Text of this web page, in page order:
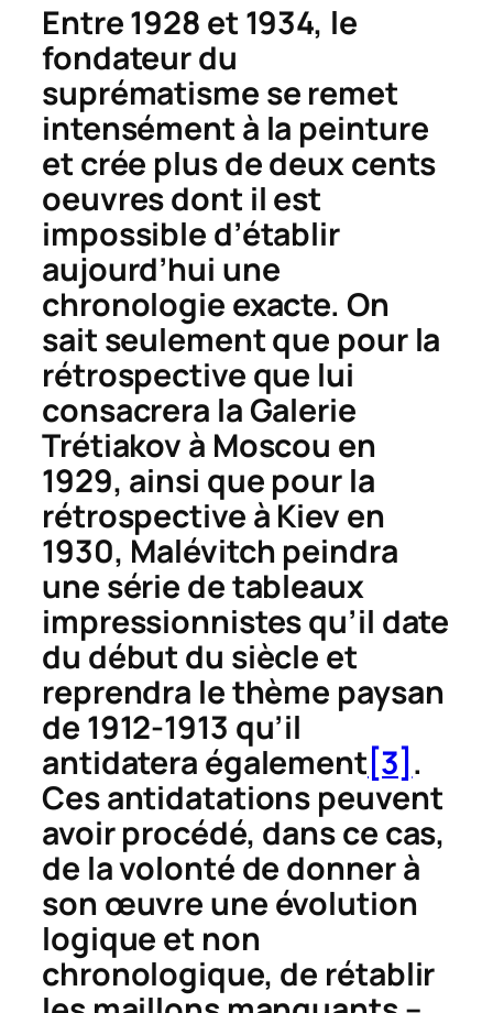
Entre 1928 et 1934, le
fondateur du
suprématisme se remet
intensément à la peinture
et crée plus de deux cents
oeuvres dont il est
impossible d’établir
aujourd’hui une
chronologie exacte. On
sait seulement que pour la
rétrospective que lui
consacrera la Galerie
Trétiakov à Moscou en
1929, ainsi que pour la
rétrospective à Kiev en
1930, Malévitch peindra
une série de tableaux
impressionnistes qu’il date
du début du siècle et
reprendra le thème paysan
de 1912-1913 qu’il
antidatera également [3] .
Ces antidatations peuvent
avoir procédé, dans ce cas,
de la volonté de donner à
son œuvre une évolution
logique et non
chronologique, de rétablir